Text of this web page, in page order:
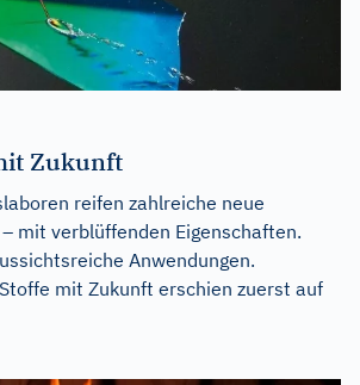
Zukunft
reifen zahlreiche neue
mit verblüffenden Eigenschaften.
Anwendungen.
mit Zukunft erschien zuerst auf